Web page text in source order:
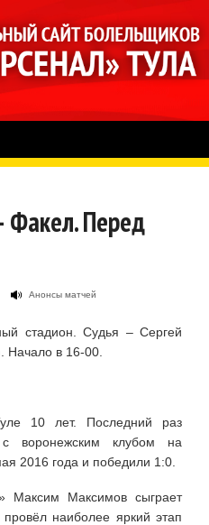
Факел. Перед
Анонсы матчей
стадион. Судья – Сергей
Начало в 16-00.
10 лет. Последний раз
с воронежским клубом на
2016 года и победили 1:0.
Максим Максимов сыграет
наиболее яркий этап